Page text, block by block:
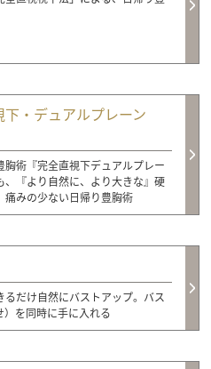
・デュアルプレーン
術『完全直視下デュアルプレー
『より自然に、より大きな』硬
痛みの少ない日帰り豊胸術
だけ自然にバストアップ。バス
）を同時に手に入れる